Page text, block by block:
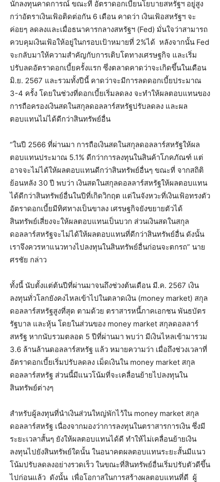
นักลงทุนคาดการณ์ ขณะที่ อัตราดอกเบี้ยนโยบายสหรัฐฯ อยู่สูง
กว่าอัตราเงินเฟ้อติดต่อกัน 6 เดือน คาดว่า เงินเฟ้อสหรัฐฯ จะ
ค่อยๆ ลดลงและเมื่อธนาคารกลางสหรัฐฯ (Fed) มั่นใจว่าสามารถ
ควบคุมเงินเฟ้อให้อยู่ในกรอบเป้าหมายที่ 2%ได้ หลังจากนั้น Fed
จะกลับมาให้ความสำคัญกับการเติบโตทางเศรษฐกิจ และเริ่ม
ปรับลดอัตราดอกเบี้ยครั้งแรก ซึ่งตลาดคาดว่าจะเกิดขึ้นในเดือน
มิ.ย. 2567 และรวมทั้งปีนี้ คาดว่าจะมีการลดดอกเบี้ยประมาณ
3-4 ครั้ง โดยในช่วงที่ดอกเบี้ยเริ่มลดลง จะทำให้ผลตอบแทนของ
การถือครองเงินสดในสกุลดอลลาร์สหรัฐปรับลดลง และผล
ตอบแทนไม่ได้ดีกว่าสินทรัพย์อื่น
“ในปี 2566 ที่ผ่านมา การถือเงินสดในสกุลดอลลาร์สหรัฐให้ผล
ตอบแทนประมาณ 5.1% ดีกว่าการลงทุนในสินค้าโภคภัณฑ์ แต่
อาจจะไม่ได้ให้ผลตอบแทนดีกว่าสินทรัพย์อื่นๆ ขณะที่ จากสถิติ
ย้อนหลัง 30 ปี พบว่า เงินสดในสกุลดอลลาร์สหรัฐให้ผลตอบแทน
ได้ดีกว่าสินทรัพย์อื่นในปีที่เกิดวิกฤต แต่ในจังหวะที่เงินเฟ้อทรงตัว
อัตราดอกเบี้ยมีทิศทางเป็นขาลง เศรษฐกิจยังขยายตัวได้
สินทรัพย์เสี่ยงจะให้ผลตอบแทนเป็นบวก ส่วนเงินสดในสกุล
ดอลลาร์สหรัฐจะไม่ได้ให้ผลตอบแทนที่ดีกว่าสินทรัพย์อื่น ดังนั้น
เราจึงควรหาแนวทางไปลงทุนในสินทรัพย์อื่นก่อนจะตกรถ” นาย
ศรชัย กล่าว
ทั้งนี้ นับตั้งแต่ต้นปีที่ผ่านมาจนถึงช่วงต้นเดือน มี.ค. 2567 เงิน
ลงทุนทั่วโลกยังคงไหลเข้าไปในตลาดเงิน (money market) สกุล
ดอลลาร์สหรัฐสูงที่สุด ตามด้วย ตราสารหนี้ภาคเอกชน พันธบัตร
รัฐบาล และหุ้น โดยในส่วนของ money market สกุลดอลลาร์
สหรัฐ หากนับรวมตลอด 5 ปีที่ผ่านมา พบว่า มีเงินไหลเข้ามารวม
3.6 ล้านล้านดอลลาร์สหรัฐ แล้ว หมายความว่า เมื่อถึงช่วงเวลาที่
อัตราดอกเบี้ยเริ่มปรับลดลง เม็ดเงินใน money market สกุล
ดอลลาร์สหรัฐ ส่วนนี้มีแนวโน้มที่จะเคลื่อนย้ายไปลงทุนใน
สินทรัพย์ต่างๆ
สำหรับผู้ลงทุนที่นำเงินส่วนใหญ่พักไว้ใน money market สกุล
ดอลลาร์สหรัฐ เนื่องจากมองว่าการลงทุนในตราสารการเงิน ซึ่งมี
ระยะเวลาสั้นๆ ยังให้ผลตอบแทนได้ดี ทำให้ไม่เคลื่อนย้ายเงิน
ลงทุนไปยังสินทรัพย์ใดนั้น ในอนาคตผลตอบแทนระยะสั้นมีแนว
โน้มปรับลดลงอย่างรวดเร็ว ในขณะที่สินทรัพย์อื่นเริ่มปรับตัวดีขึ้น
ไปก่อนแล้ว ดังนั้น เพื่อโอกาสในการสร้างผลตอบแทนที่ดี ผู้